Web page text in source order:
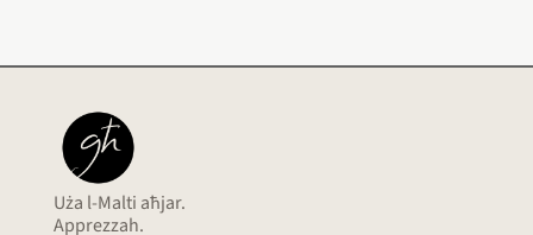
Uża l-Malti aħjar.
Apprezzah.